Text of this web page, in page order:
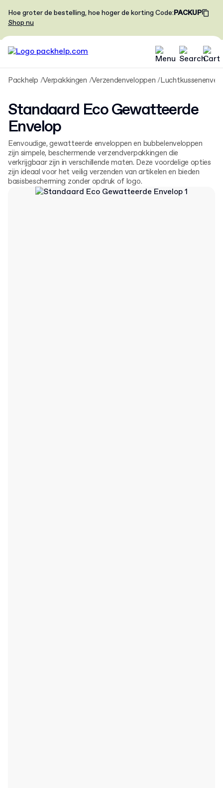
Hoe groter de bestelling, hoe hoger de korting Code:PACKUP
Shop nu
Packhelp Verpakkingen Verzendenveloppen
Standaard Eco Gewatteerde
Envelop
Eenvoudige, gewatteerde enveloppen en bubbelenveloppen
zijn simpele, beschermende verzendverpakkingen die
verkrijgbaar zijn in verschillende maten. Deze voordelige opties
zijn ideaal voor het veilig verzenden van artikelen en bieden
basisbescherming zonder opdruk of logo.